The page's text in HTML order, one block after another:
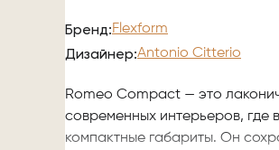
Бренд:Flexform
Дизайнер:Antonio Citterio
Romeo Compact — это
современных интерьеров, где
компактные габариты. Он